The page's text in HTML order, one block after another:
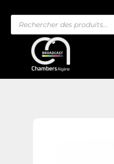
Recherche
de
produits